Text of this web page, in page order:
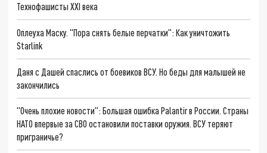
Технофашисты XXI века
Оплеуха Маску. "Пора снять белые перчатки": Как уничтожить
Starlink
Даня с Дашей спаслись от боевиков ВСУ. Но беды для малышей не
закончились
"Очень плохие новости": Большая ошибка Palantir в России. Страны
НАТО впервые за СВО остановили поставки оружия. ВСУ теряют
приграничье?